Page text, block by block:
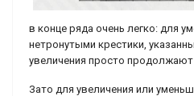
в конце ряда очень легко: для
нетронутыми крестики,
увеличения просто
Зато для увеличения или